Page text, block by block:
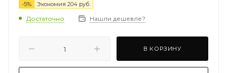
-5% Экономия 204 руб.
Достаточно Нашли дешевле?
В КОРЗИНУ